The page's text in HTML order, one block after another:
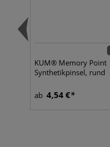
KUM® Memory Point
Synthetikpinsel, rund
ab 4,54 €